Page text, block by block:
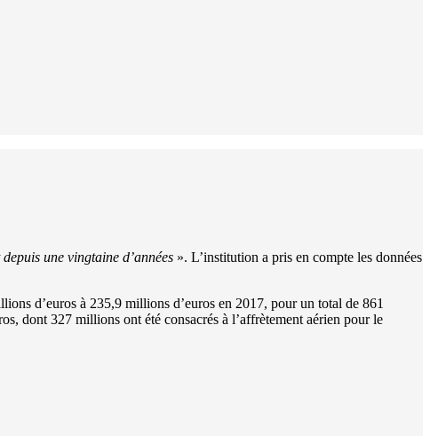
une vingtaine d’années ». L’institution a pris en compte les données
d’euros à 235,9 millions d’euros en 2017, pour un total de 861
dont 327 millions ont été consacrés à l’affrètement aérien pour le